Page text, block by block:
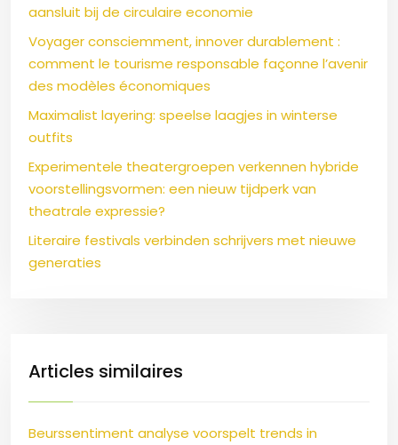
aansluit bij de circulaire economie
Voyager consciemment, innover durablement :
comment le tourisme responsable façonne l’avenir
des modèles économiques
Maximalist layering: speelse laagjes in winterse
outfits
Experimentele theatergroepen verkennen hybride
voorstellingsvormen: een nieuw tijdperk van
theatrale expressie?
Literaire festivals verbinden schrijvers met nieuwe
generaties
Articles similaires
Beurssentiment analyse voorspelt trends in